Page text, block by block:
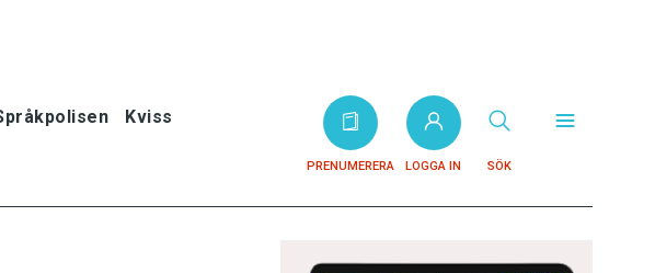
Kviss
PRENUMERERA LOGGA IN SÖK